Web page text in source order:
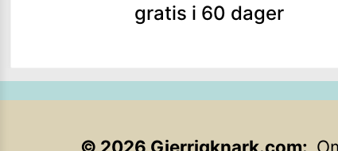
gratis i 60 dager